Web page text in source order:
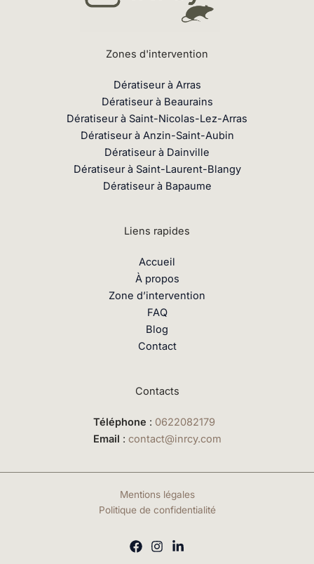
Zones d'intervention
Dératiseur à Arras
Dératiseur à Beaurains
Dératiseur à Saint-Nicolas-Lez-Arras
Dératiseur à Anzin-Saint-Aubin
Dératiseur à Dainville
Dératiseur à Saint-Laurent-Blangy
Dératiseur à Bapaume
Liens rapides
Accueil
À propos
Zone d’intervention
FAQ
Blog
Contact
Contacts
Téléphone : 0622082179
Email : contact@inrcy.com
Mentions légales
Politique de confidentialité